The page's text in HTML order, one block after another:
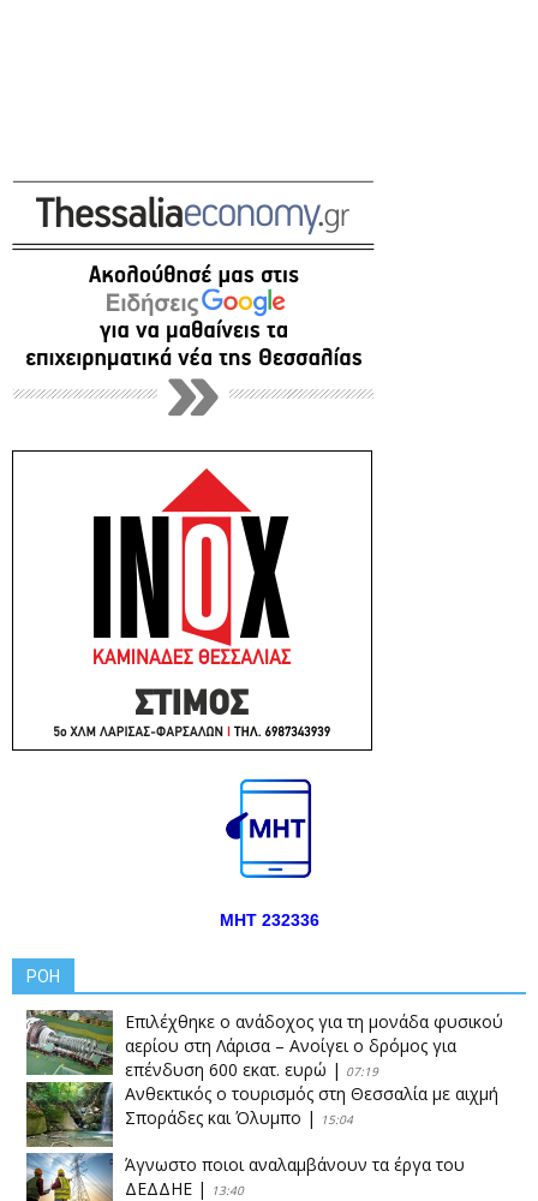
ΜΗΤ 232336
ΡΟΗ
Επιλέχθηκε ο ανάδοχος για τη μονάδα φυσικού
αερίου στη Λάρισα – Ανοίγει ο δρόμος για
επένδυση 600 εκατ. ευρώ | 07:19
Ανθεκτικός ο τουρισμός στη Θεσσαλία με αιχμή
Σποράδες και Όλυμπο | 15:04
Άγνωστο ποιοι αναλαμβάνουν τα έργα του
ΔΕΔΔΗΕ | 13:40